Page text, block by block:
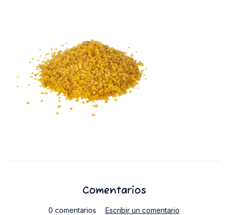
Comentarios
0 comentarios Escribir un comentario